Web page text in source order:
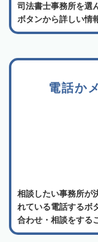
司法書士事務所を選
ボタンから詳しい情
電話か
相談したい事務所が
れている電話するボ
合わせ・相談をする